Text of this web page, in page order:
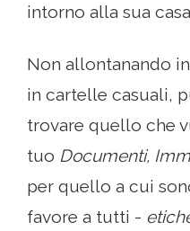
intorno alla sua
Non allontanando
in cartelle casuali,
trovare quello che
tuo Documenti,
per quello a cui
favore a tutti -